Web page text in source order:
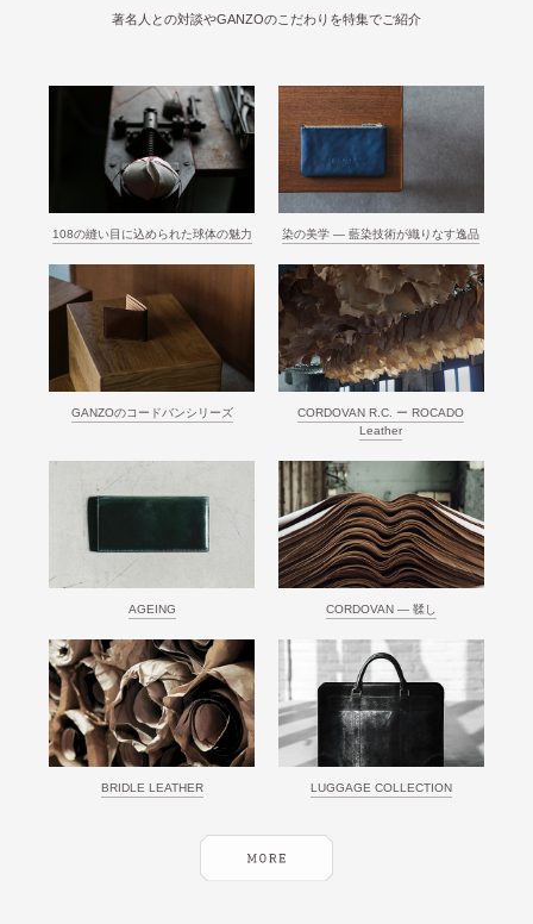
著名人との対談やGANZOのこだわりを特集でご紹介
108の縫い目に込められた球体の魅力 染の美学 ― 藍染技術が織りなす逸品
GANZOのコードバンシリーズ
CORDOVAN R.C. ー ROCADO
Leather
AGEING CORDOVAN ― 鞣し
BRIDLE LEATHER LUGGAGE COLLECTION